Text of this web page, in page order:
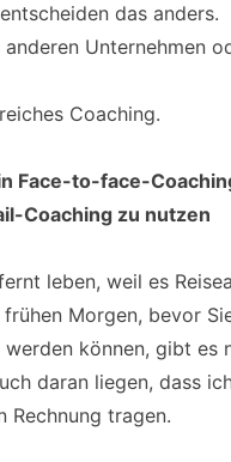
das anders.
Unternehmen
Coaching.
Face-to-face-
Coaching zu nutzen
leben, weil es
Morgen, bevor
können, gibt es
daran liegen, dass
Rechnung tragen.